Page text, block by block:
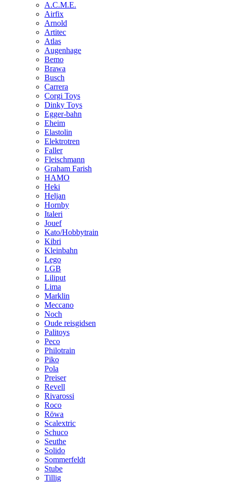
A.C.M.E.
Airfix
Arnold
Artitec
Atlas
Augenhage
Bemo
Brawa
Busch
Carrera
Corgi Toys
Dinky Toys
Egger-bahn
Eheim
Elastolin
Elektrotren
Faller
Fleischmann
Graham Farish
HAMO
Heki
Heljan
Hornby
Italeri
Jouef
Kato/Hobbytrain
Kibri
Kleinbahn
Lego
LGB
Liliput
Lima
Marklin
Meccano
Noch
Oude reisgidsen
Palitoys
Peco
Philotrain
Piko
Pola
Preiser
Revell
Rivarossi
Roco
Röwa
Scalextric
Schuco
Seuthe
Solido
Sommerfeldt
Stube
Tillig